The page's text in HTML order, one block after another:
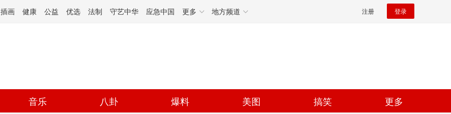
插画 健康 公益 优选 法制 守艺中华 应急中国 更多 地方频道 注册 登录
音乐 八卦 爆料 美图 搞笑 更多